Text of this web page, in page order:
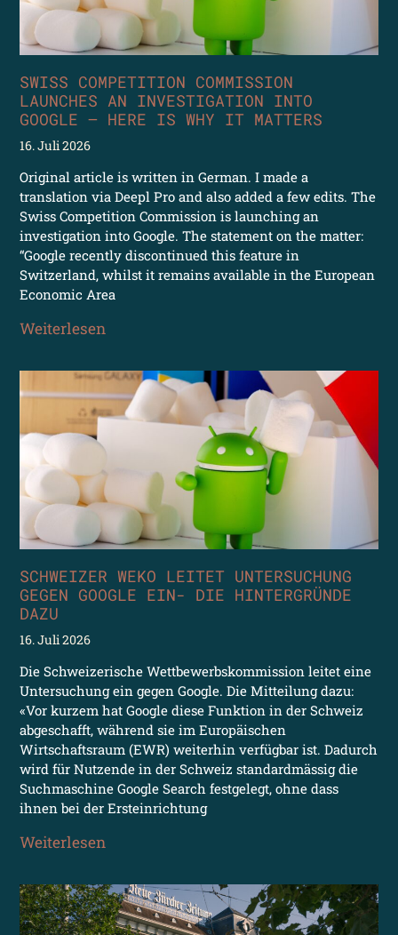
SWISS COMPETITION COMMISSION
LAUNCHES AN INVESTIGATION INTO
GOOGLE – HERE IS WHY IT MATTERS
16. Juli 2026
Original article is written in German. I made a
translation via Deepl Pro and also added a few edits. The
Swiss Competition Commission is launching an
investigation into Google. The statement on the matter:
“Google recently discontinued this feature in
Switzerland, whilst it remains available in the European
Economic Area
Weiterlesen
SCHWEIZER WEKO LEITET UNTERSUCHUNG
GEGEN GOOGLE EIN- DIE HINTERGRÜNDE
DAZU
16. Juli 2026
Die Schweizerische Wettbewerbskommission leitet eine
Untersuchung ein gegen Google. Die Mitteilung dazu:
«Vor kurzem hat Google diese Funktion in der Schweiz
abgeschafft, während sie im Europäischen
Wirtschaftsraum (EWR) weiterhin verfügbar ist. Dadurch
wird für Nutzende in der Schweiz standardmässig die
Suchmaschine Google Search festgelegt, ohne dass
ihnen bei der Ersteinrichtung
Weiterlesen